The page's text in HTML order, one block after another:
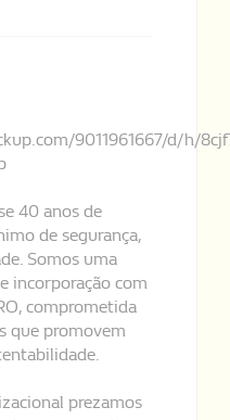
9011961667/d/h/
40 anos de
de segurança,
Somos uma
incorporação com
comprometida
que promovem
prezamos